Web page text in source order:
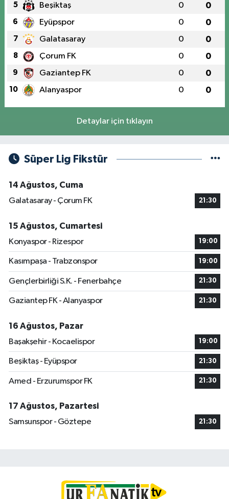
5 Beşiktaş 0 0
6 Eyüpspor 0 0
7 Galatasaray 0 0
8 Çorum FK 0 0
9 Gaziantep FK 0 0
10 Alanyaspor 0 0
Detaylar için tıklayın
Süper Lig Fikstür
14 Ağustos, Cuma
Galatasaray - Çorum FK
21:30
15 Ağustos, Cumartesi
Konyaspor - Rizespor
19:00
Kasımpaşa - Trabzonspor 19:00
Gençlerbirliği S.K. - Fenerbahçe 21:30
Gaziantep FK - Alanyaspor 21:30
16 Ağustos, Pazar
Başakşehir - Kocaelispor
19:00
Beşiktaş - Eyüpspor 21:30
Amed - Erzurumspor FK 21:30
17 Ağustos, Pazartesi
Samsunspor - Göztepe
21:30